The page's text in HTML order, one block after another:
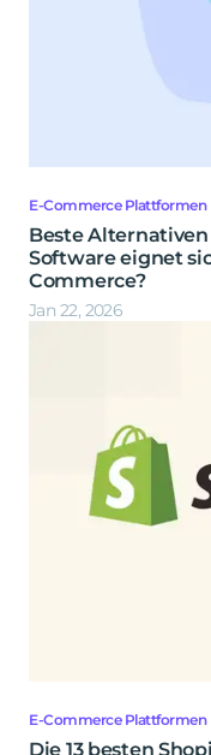
E-Commerce Plattformen
Beste
Software eignet
Commerce?
Jan 22, 2026
E-Commerce Plattformen
Die 13 besten